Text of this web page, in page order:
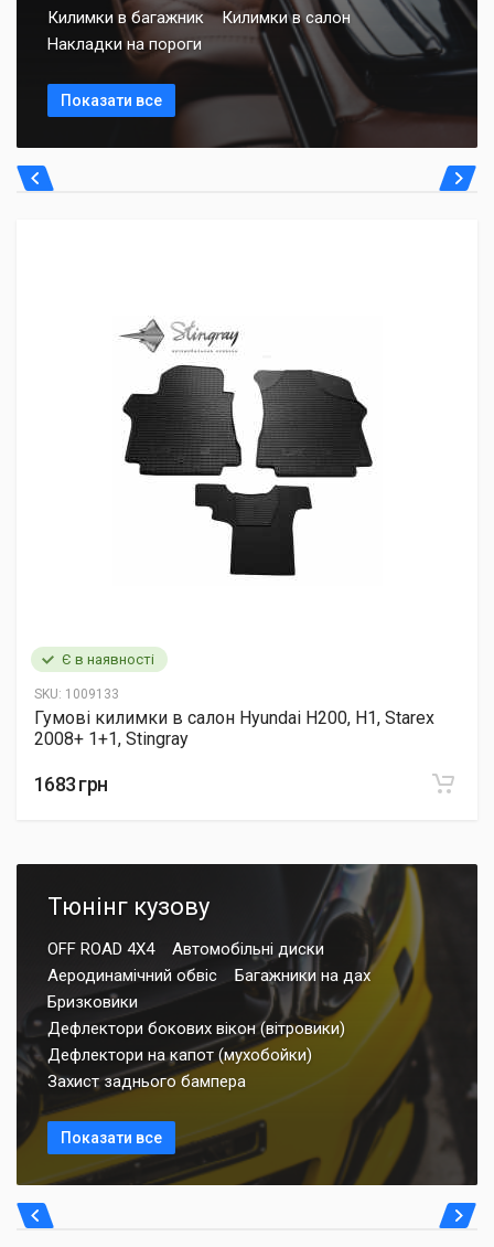
Килимки в багажник
Килимки в салон
Накладки на пороги
Показати все
Є в наявності
SKU: 1009133
Гумові килимки в салон Hyundai H200, H1, Starex
2008+ 1+1, Stingray
1683 грн
Тюнінг кузову
OFF ROAD 4X4
Автомобільні диски
Аеродинамічний обвіс
Багажники на дах
Бризковики
Дефлектори бокових вікон (вітровики)
Дефлектори на капот (мухобойки)
Захист заднього бампера
Показати все